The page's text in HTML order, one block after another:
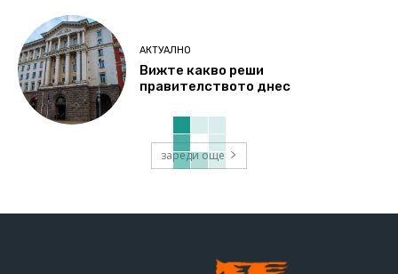
АКТУАЛНО
Вижте какво реши
правителството днес
зареди още